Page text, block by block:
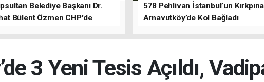
Belediye Başkanı Dr.
Bülent Özmen CHP'de
578 Pehlivan İstanbul’un
Arnavutköy’de Kol Bağladı
3 Yeni Tesis Açıldı,